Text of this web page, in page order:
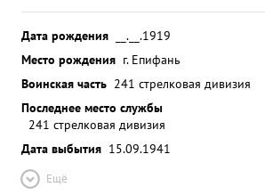
Дата рождения
__.__.1919
Место рождения г. Епифань
Воинская часть 241 стрелковая дивизия
Последнее место службы
241 стрелковая дивизия
Дата выбытия 15.09.1941
Ещё